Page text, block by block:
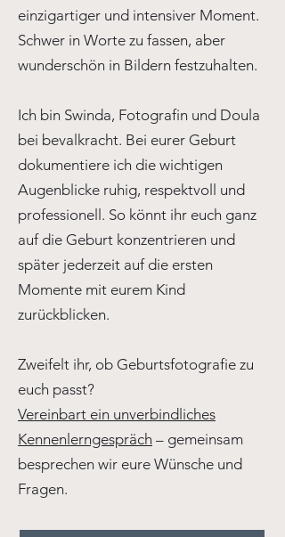
einzigartiger und intensiver Moment.
Schwer in Worte zu fassen, aber
wunderschön in Bildern festzuhalten.
Ich bin Swinda, Fotografin und Doula
bei bevalkracht. Bei eurer Geburt
dokumentiere ich die wichtigen
Augenblicke ruhig, respektvoll und
professionell. So könnt ihr euch ganz
auf die Geburt konzentrieren und
später jederzeit auf die ersten
Momente mit eurem Kind
zurückblicken.
Zweifelt ihr, ob Geburtsfotografie zu
euch passt?
Vereinbart ein unverbindliches
Kennenlerngespräch – gemeinsam
besprechen wir eure Wünsche und
Fragen.